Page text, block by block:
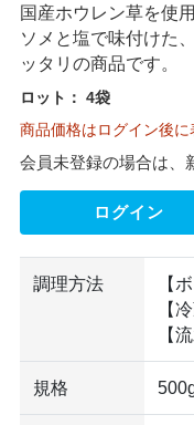
国産ホウレン草を使
ソメと塩で味付けた
ッタリの商品です。
ロット： 4袋
商品価格はログイン後に
会員未登録の場合は、
ログイン
調理方法
【
【
【
規格